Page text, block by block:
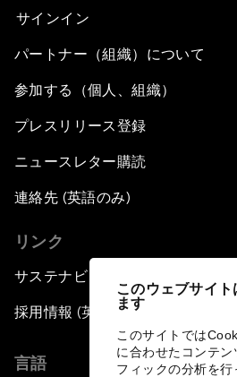
このウェブサイ
ます
このサイトでは
に合わせたコンテ
フィックの分析を
サインイン
パートナー（組織）について
参加する（個人、組織）
プレスリリース登録
ニュースレター購読
連絡先 (英語のみ)
リンク
サステナビリティへの取り組み
採用情報 (英語のみ)
言語